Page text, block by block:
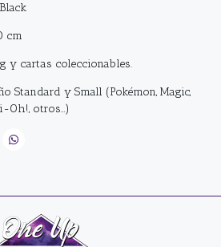
cm
y cartas coleccionables.
Standard y Small (Pokémon, Magic,
Oh!, otros…)